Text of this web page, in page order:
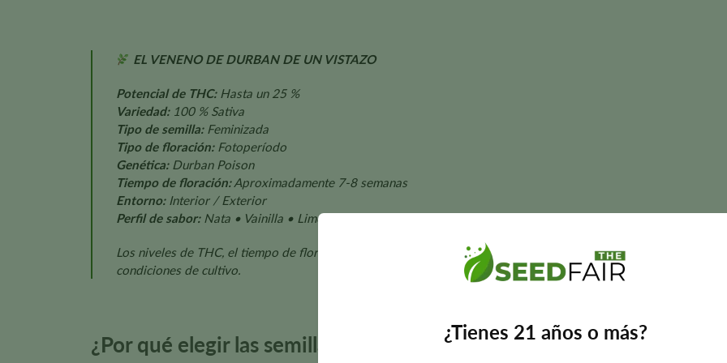
¿Tienes 21 años o más?
EL VENENO DE DURBAN DE UN VISTAZO
Potencial de THC:Hasta un 25 %
Variedad:100 % Sativa
Tipo de semilla:Feminizada
Tipo de floración:Fotoperíodo
Genética:Durban Poison
Tiempo de floración:Aproximadamente 7-8 semanas
Entorno:Interior / Exterior
Perfil de sabor:Nata • Vainilla • Limón • Naranja • Especias • Hinojo
Los niveles de THC, el tiempo de floración, el aroma, el sabor, el tamaño de la planta y los rendimientos
condiciones de cultivo.
¿Por qué elegir las semillas de Durban Poison?